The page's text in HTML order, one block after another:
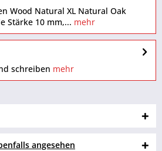
Wood Natural XL Natural Oak
Stärke 10 mm,... mehr
schreiben mehr
angesehen